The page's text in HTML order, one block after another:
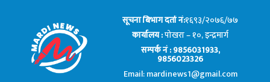
सूचना बिभाग दर्ता नं:१६९३/२०७६/७७
कार्यालय :पोखरा – १०, इन्द्रमार्ग
सम्पर्क नं : 9856031933,
9856023326
Email: mardinews1@gmail.com